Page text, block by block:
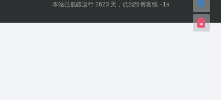
本站已低碳运行2623 天， 点我给博客续 +1s